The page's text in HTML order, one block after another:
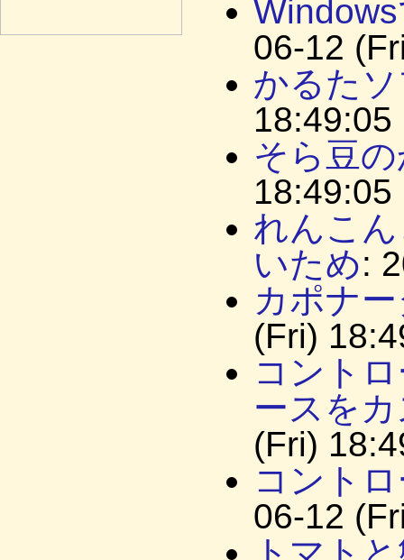
06-12
かるた
18:49:05
そら豆
18:49:05
れんこ
いため:
カポナ
(Fri)
コント
ースを
(Fri)
コント
06-12